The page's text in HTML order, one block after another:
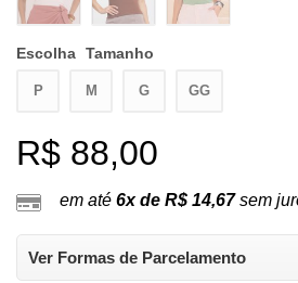
Escolha Tamanho
P M G GG
R$ 88,00
em até 6x de R$ 14,67sem
Ver Formas de Parcelamento